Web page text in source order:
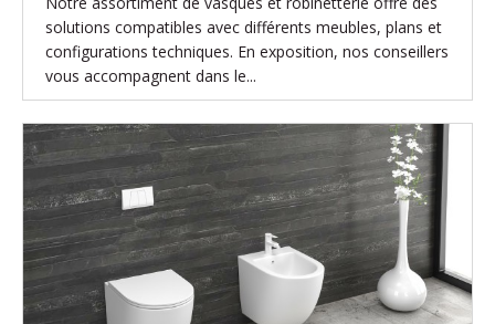
solutions compatibles avec différents meubles, plans et
configurations techniques. En exposition, nos conseillers
vous accompagnent dans le...